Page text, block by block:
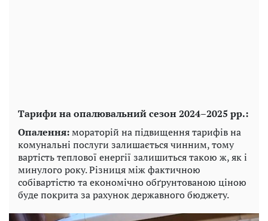
Тарифи на опалювальний сезон 2024–2025 рр.:
Опалення:мораторій на підвищення тарифів на
комунальні послуги залишається чинним, тому
вартість теплової енергії залишиться такою ж, як і
минулого року. Різниця між фактичною
собівартістю та економічно обґрунтованою ціною
буде покрита за рахунок державного бюджету.